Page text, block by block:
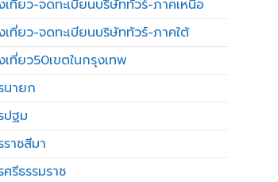
ที่ยว-จดทะเบียนบริษัททัวร์-ภาคเหนือ
ที่ยว-จดทะเบียนบริษัททัวร์-ภาคใต้
ที่ยว50เขตในกรุงเทพ
นายก
ปฐม
าชสีมา
รีธรรมราช